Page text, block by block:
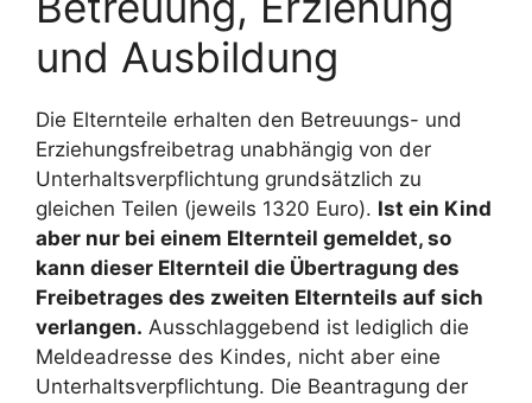
und Ausbildung
Die Elternteile erhalten den Betreuungs- und
Erziehungsfreibetrag unabhängig von der
Unterhaltsverpflichtung grundsätzlich zu
gleichen Teilen (jeweils 1320 Euro). Ist ein Kind
aber nur bei einem Elternteil gemeldet, so
kann dieser Elternteil die Übertragung des
Freibetrages des zweiten Elternteils auf sich
verlangen. Ausschlaggebend ist lediglich die
Meldeadresse des Kindes, nicht aber eine
Unterhaltsverpflichtung. Die Beantragung der